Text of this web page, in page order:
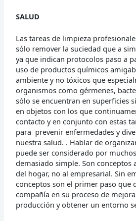
SALUD
Las tareas de limpieza
sólo remover la suciedad que a
ya que indican protocolos paso a
uso de productos químicos
ambiente y no tóxicos que
organismos como gérmenes,
sólo se encuentran en superficies
en objetos con los que
contacto y en conjunto con estas
para prevenir enfermedades y
nuestra salud. . Hablar de
puede ser considerado por
demasiado simple. Son conceptos
del hogar, no al empresarial. Sin
conceptos son el primer paso que
compañía en su proceso de
producción y obtener un entorno